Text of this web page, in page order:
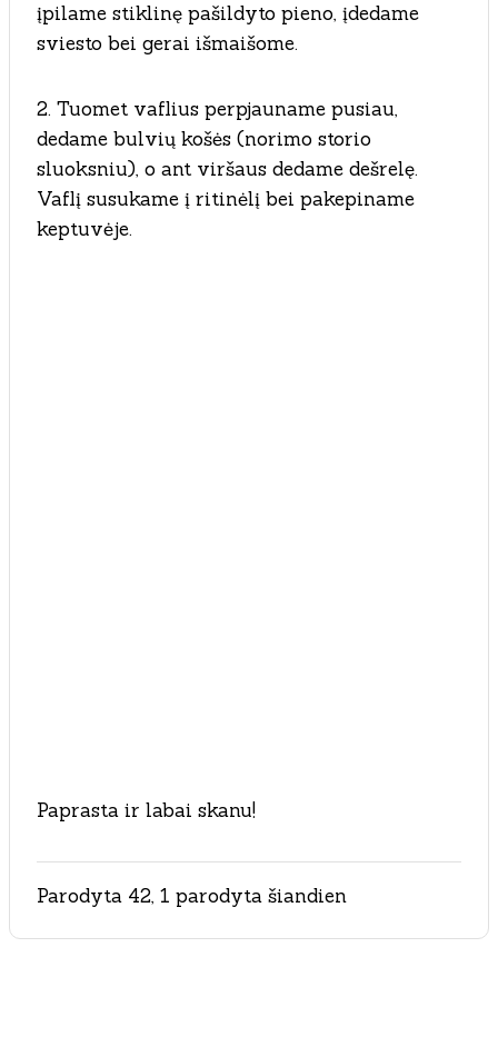
įpilame stiklinę pašildyto pieno, įdedame
sviesto bei gerai išmaišome.
2. Tuomet vaflius perpjauname pusiau,
dedame bulvių košės (norimo storio
sluoksniu), o ant viršaus dedame dešrelę.
Vaflį susukame į ritinėlį bei pakepiname
keptuvėje.
Paprasta ir labai skanu!
Parodyta 42, 1 parodyta šiandien